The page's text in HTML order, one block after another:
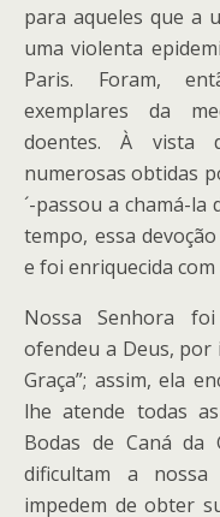
para aqueles que a
uma violenta
Paris. Foram,
exemplares da
doentes. À vista
numerosas obtidas
´-passou a chamá-la
tempo, essa
e foi enriquecida
Nossa Senhora
ofendeu a Deus, por
Graça”; assim, ela
lhe atende todas
Bodas de Caná da
dificultam a
impedem de obter